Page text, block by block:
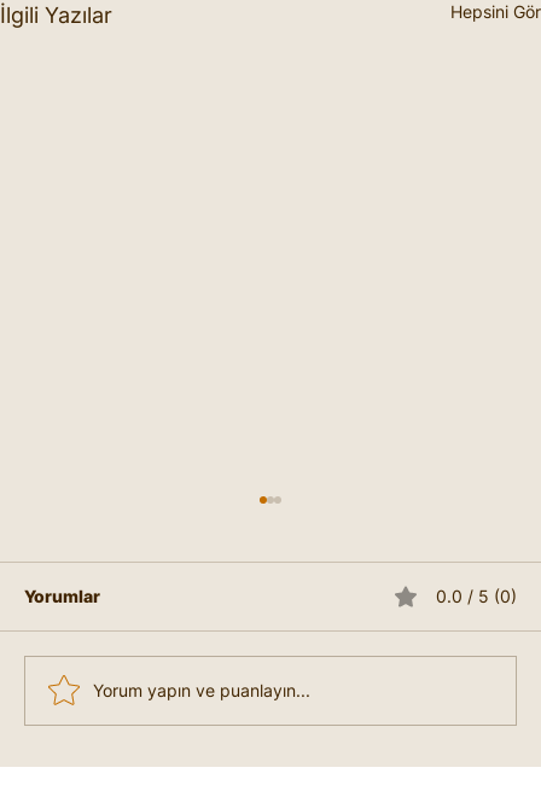
İlgili Yazılar Hepsini Gör
Yorumlar 0.0 / 5 (0)
Yorum yapın ve puanlayın...